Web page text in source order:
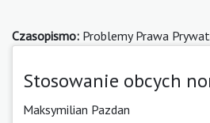
Czasopismo: Problemy Prawa
Stosowanie obcych
Maksymilian Pazdan